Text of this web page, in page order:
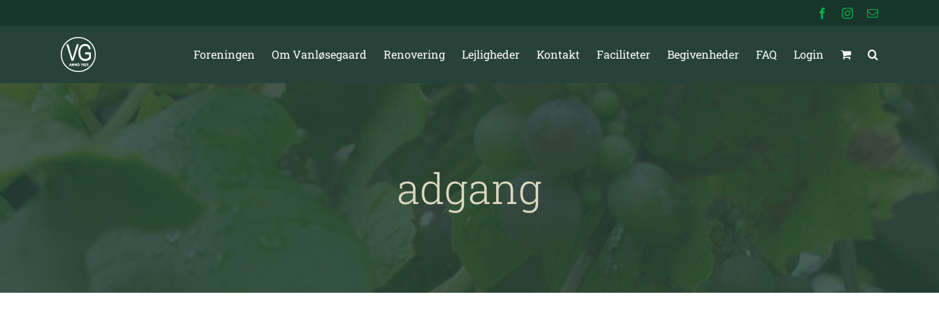
FacebookInstagram
E-
Foreningen Om Vanløsegaard Renovering Lejligheder Kontakt Faciliteter Begivenheder FAQ Login
adgang